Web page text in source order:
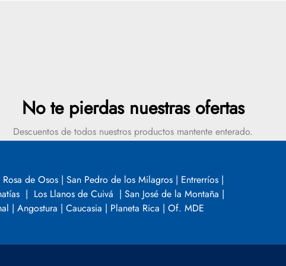
No te pierdas nuestras ofertas
Descuentos de todos nuestros productos mantente enterado.
SUSCRIBIR
Rosa de Osos | San Pedro de los Milagros | Entrerríos |
| Los Llanos de Cuivá | San José de la Montaña |
| Angostura | Caucasia | Planeta Rica | Of. MDE